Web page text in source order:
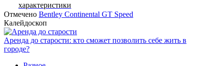
характеристики
Отмечено Bentley Continental GT Speed
Калейдоскоп
Аренда до старости: кто сможет позволить себе жить в
городе?